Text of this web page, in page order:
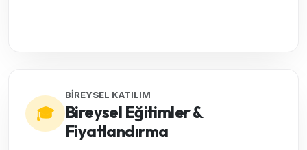
🎓
BİREYSEL KATILIM
Bireysel Eğitimler &
Fiyatlandırma